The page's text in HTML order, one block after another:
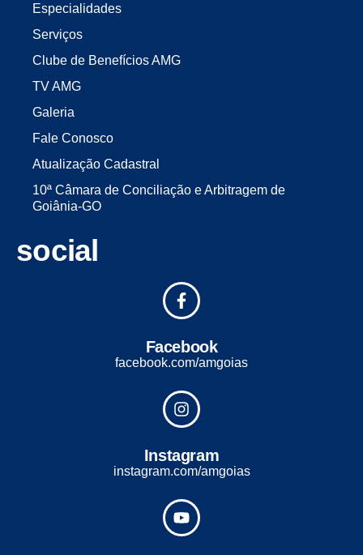
Especialidades
Serviços
Clube de Benefícios AMG
TV AMG
Galeria
Fale Conosco
Atualização Cadastral
10ª Câmara de Conciliação e Arbitragem de
Goiânia-GO
social
Facebook
facebook.com/amgoias
Instagram
instagram.com/amgoias